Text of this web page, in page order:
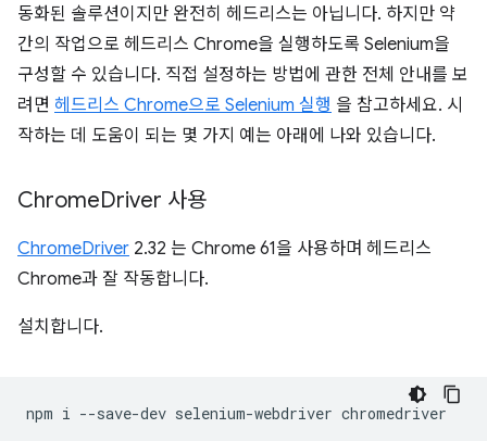
동화된 솔루션이지만 완전히 헤드리스는 아닙니다. 하지만 약
간의 작업으로 헤드리스 Chrome을 실행하도록 Selenium을
구성할 수 있습니다. 직접 설정하는 방법에 관한 전체 안내를 보
려면 헤드리스 Chrome으로 Selenium 실행 을 참고하세요. 시
작하는 데 도움이 되는 몇 가지 예는 아래에 나와 있습니다.
ChromeDriver 사용
ChromeDriver 2.32 는 Chrome 61을 사용하며 헤드리스
Chrome과 잘 작동합니다.
설치합니다.
npm i --save-dev selenium-webdriver